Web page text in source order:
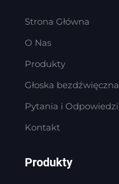
Strona Główna
O Nas
Produkty
Głoska bezdźwięczna
Pytania i Odpowiedzi
Kontakt
Produkty